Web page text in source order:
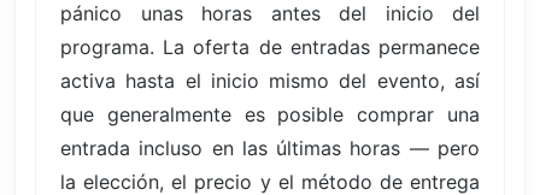
pánico unas horas antes del inicio del
programa. La oferta de entradas permanece
activa hasta el inicio mismo del evento, así
que generalmente es posible comprar una
entrada incluso en las últimas horas — pero
la elección, el precio y el método de entrega